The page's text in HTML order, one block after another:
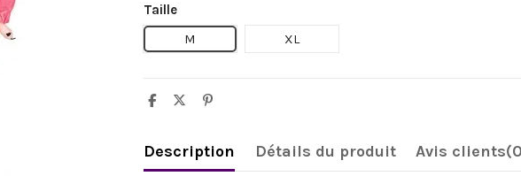
Taille
M
XL
Description Détails du produit Avis clients